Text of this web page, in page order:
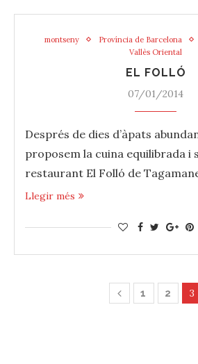
montseny Província de Barcelona
Vallès Oriental
EL FOLLÓ
07/01/2014
Després de dies d’àpats
proposem la ‪‎cuina‬ equilibrada i
restaurant El Folló de
Llegir més
1 2 3